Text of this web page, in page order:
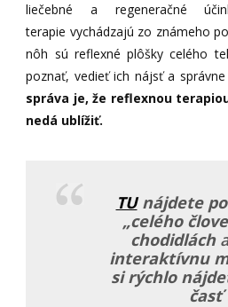
liečebné a regeneračné
terapie vychádzajú zo známeho
nôh sú reflexné plôšky celého
poznať, vedieť ich nájsť a
správa je, že reflexnou
nedá ublížiť.
TUnájdete
„celého
chodidlách a
interaktívnu
si rýchlo
časť